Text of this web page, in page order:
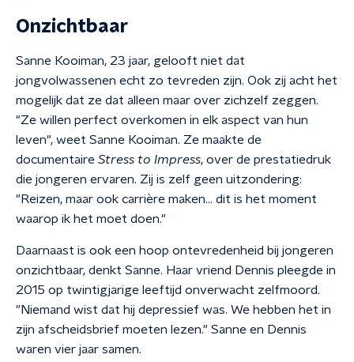
Onzichtbaar
Sanne Kooiman, 23 jaar, gelooft niet dat
jongvolwassenen echt zo tevreden zijn. Ook zij acht het
mogelijk dat ze dat alleen maar over zichzelf zeggen.
"Ze willen perfect overkomen in elk aspect van hun
leven", weet Sanne Kooiman. Ze maakte de
documentaire Stress to Impress, over de prestatiedruk
die jongeren ervaren. Zij is zelf geen uitzondering:
"Reizen, maar ook carrière maken… dit is het moment
waarop ik het moet doen."
Daarnaast is ook een hoop ontevredenheid bij jongeren
onzichtbaar, denkt Sanne. Haar vriend Dennis pleegde in
2015 op twintigjarige leeftijd onverwacht zelfmoord.
"Niemand wist dat hij depressief was. We hebben het in
zijn afscheidsbrief moeten lezen." Sanne en Dennis
waren vier jaar samen.